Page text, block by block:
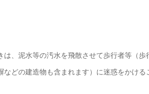
、泥水等の汚水を飛散させて歩行者等（
どの建造物も含まれます）に迷惑をかけ